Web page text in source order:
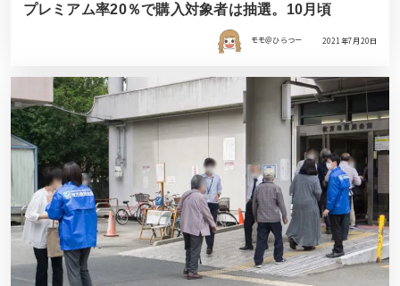
プレミアム率20％で購入対象者は抽選。10月頃
モモ＠ひらつー 2021年7月20日